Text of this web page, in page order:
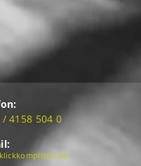
/ 4158 504 0